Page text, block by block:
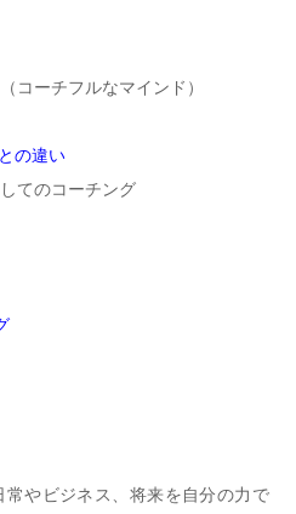
コーチフルなマインド）
の違い
てのコーチング
やビジネス、将来を自分の力で